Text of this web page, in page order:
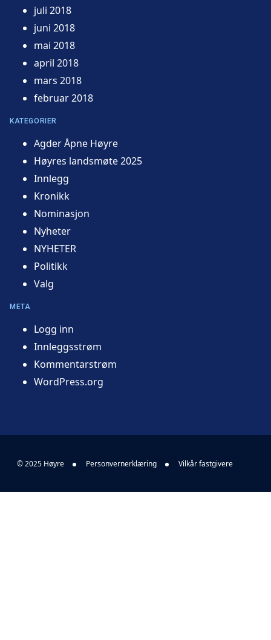
juli 2018
juni 2018
mai 2018
april 2018
mars 2018
februar 2018
KATEGORIER
Agder Åpne Høyre
Høyres landsmøte 2025
Innlegg
Kronikk
Nominasjon
Nyheter
NYHETER
Politikk
Valg
META
Logg inn
Innleggsstrøm
Kommentarstrøm
WordPress.org
© 2025 Høyre Personvernerklæring Vilkår fastgivere